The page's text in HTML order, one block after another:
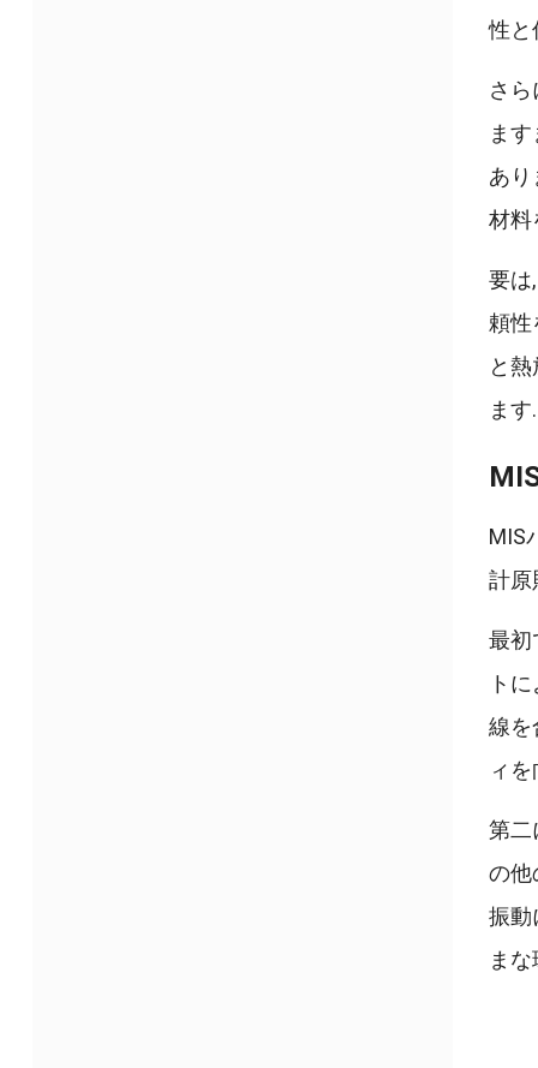
性と
さ
ま
あり
材料
要は
頼性
と
ます.
MIS
計原
最初
ト
線を
ィ
第二
の他
振動
ま